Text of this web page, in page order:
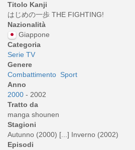
Titolo Kanji
はじめの一歩 THE FIGHTING!
Nazionalità
Giappone
Categoria
Serie TV
Genere
Combattimento Sport
Anno
2000 - 2002
Tratto da
manga shounen
Stagioni
Autunno (2000) [...] Inverno (2002)
Episodi